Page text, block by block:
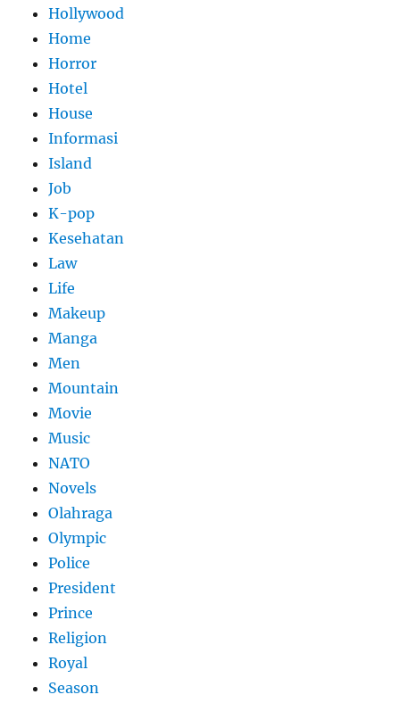
Hollywood
Home
Horror
Hotel
House
Informasi
Island
Job
K-pop
Kesehatan
Law
Life
Makeup
Manga
Men
Mountain
Movie
Music
NATO
Novels
Olahraga
Olympic
Police
President
Prince
Religion
Royal
Season